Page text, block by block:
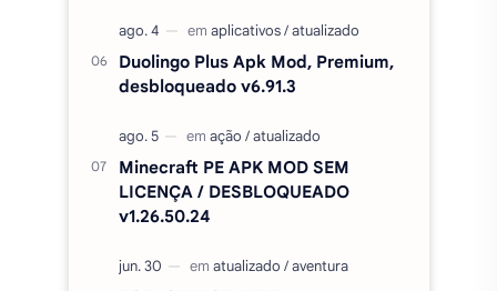
Duolingo Plus Apk Mod, Premium,
desbloqueado v6.91.3
Minecraft PE APK MOD SEM
LICENÇA / DESBLOQUEADO
v1.26.50.24